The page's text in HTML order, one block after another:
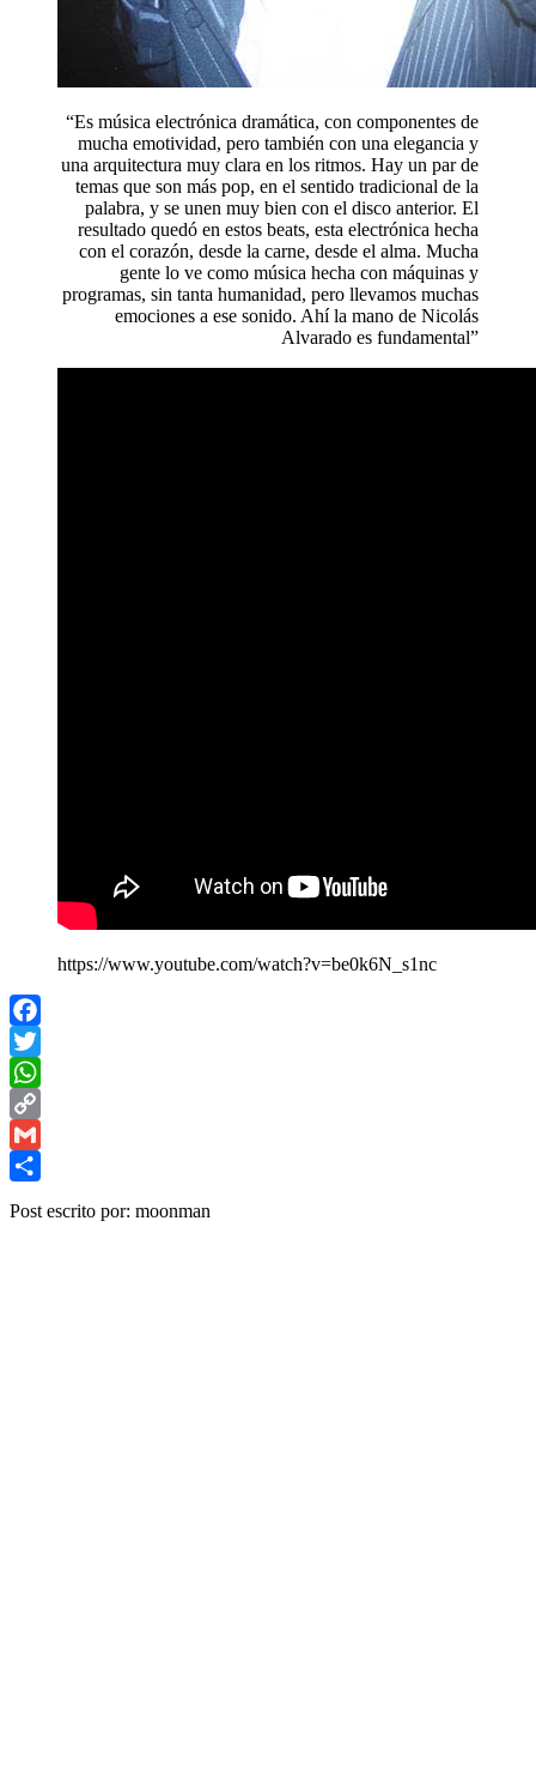
“Es música electrónica dramática, con componentes de
mucha emotividad, pero también con una elegancia y
una arquitectura muy clara en los ritmos. Hay un par de
temas que son más pop, en el sentido tradicional de la
palabra, y se unen muy bien con el disco anterior. El
resultado quedó en estos beats, esta electrónica hecha
con el corazón, desde la carne, desde el alma. Mucha
gente lo ve como música hecha con máquinas y
programas, sin tanta humanidad, pero llevamos muchas
emociones a ese sonido. Ahí la mano de Nicolás
Alvarado es fundamental”
https://www.youtube.com/watch?v=be0k6N_s1nc
Facebook
Twitter
WhatsApp
Copy
Link
Gmail
Post escrito por: moonman